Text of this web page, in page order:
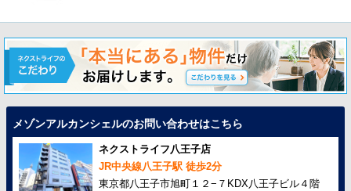
メゾンアルカンシェルのお問い合わせはこちら
ネクストライフ八王子店
JR中央線八王子駅 徒歩2分
東京都八王子市旭町１２−７KDX八王子ビル４階